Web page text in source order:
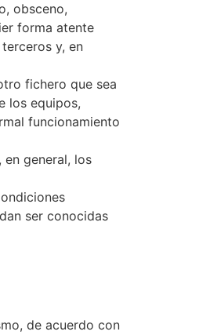
obsceno,
forma atente
y, en
fichero que sea
los equipos,
funcionamiento
general, los
ser conocidas
de acuerdo con